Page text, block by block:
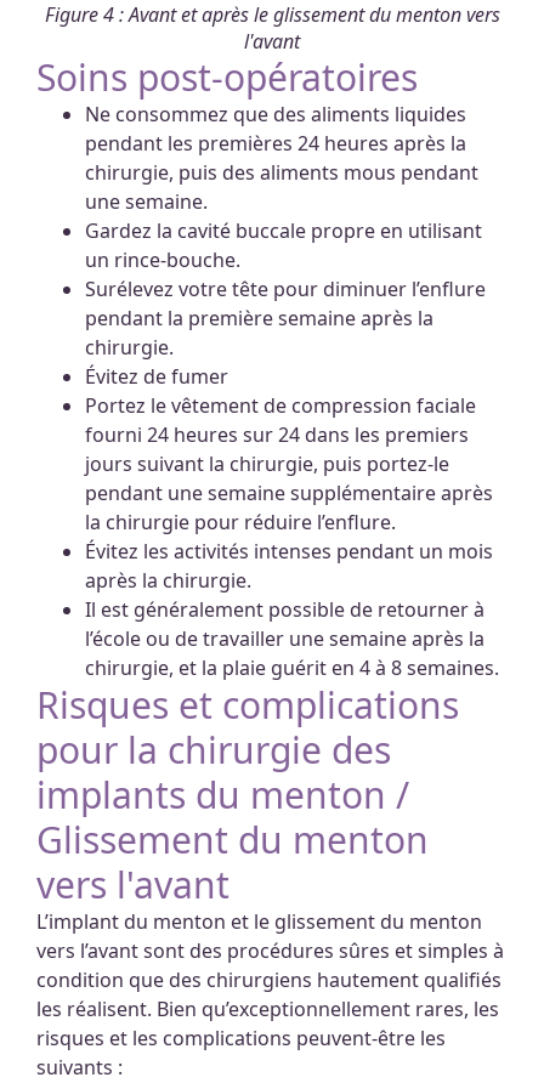
Figure 4 : Avant et après le glissement du menton vers
l'avant
Soins post-opératoires
Ne consommez que des aliments liquides
pendant les premières 24 heures après la
chirurgie, puis des aliments mous pendant
une semaine.
Gardez la cavité buccale propre en utilisant
un rince-bouche.
Surélevez votre tête pour diminuer l’enflure
pendant la première semaine après la
chirurgie.
Évitez de fumer
Portez le vêtement de compression faciale
fourni 24 heures sur 24 dans les premiers
jours suivant la chirurgie, puis portez-le
pendant une semaine supplémentaire après
la chirurgie pour réduire l’enflure.
Évitez les activités intenses pendant un mois
après la chirurgie.
Il est généralement possible de retourner à
l’école ou de travailler une semaine après la
chirurgie, et la plaie guérit en 4 à 8 semaines.
Risques et complications
pour la chirurgie des
implants du menton /
Glissement du menton
vers l'avant
L’implant du menton et le glissement du menton
vers l’avant sont des procédures sûres et simples à
condition que des chirurgiens hautement qualifiés
les réalisent. Bien qu’exceptionnellement rares, les
risques et les complications peuvent-être les
suivants :